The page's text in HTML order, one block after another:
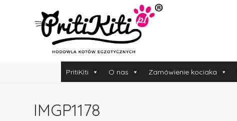
PritiKiti O nas Zamówienie kociaka
IMGP1178